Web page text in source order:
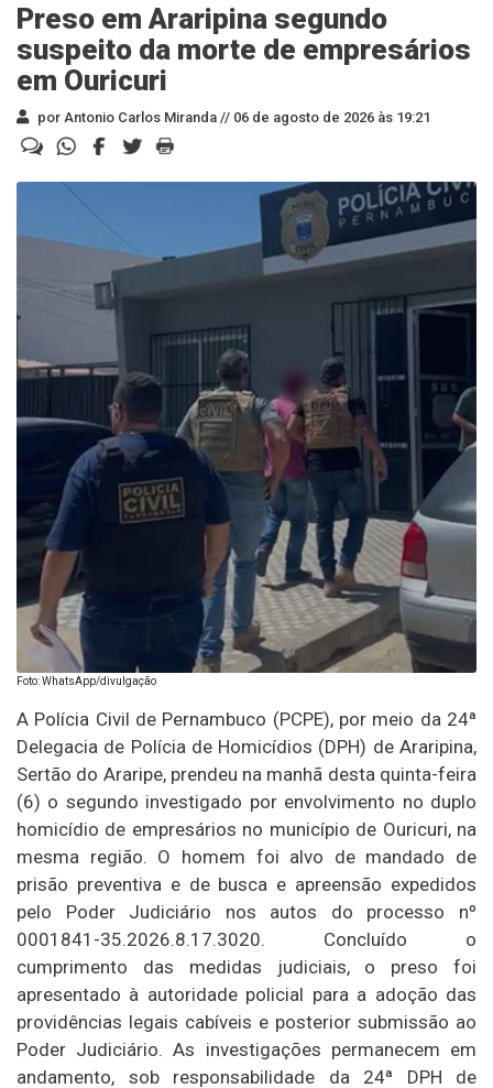
Preso em Araripina segundo
suspeito da morte de empresários
em Ouricuri
por Antonio Carlos Miranda // 06 de agosto de 2026 às 19:21
Foto: WhatsApp/divulgação
A Polícia Civil de Pernambuco (PCPE), por meio da 24ª
Delegacia de Polícia de Homicídios (DPH) de Araripina,
Sertão do Araripe, prendeu na manhã desta quinta-feira
(6) o segundo investigado por envolvimento no duplo
homicídio de empresários no município de Ouricuri, na
mesma região. O homem foi alvo de mandado de
prisão preventiva e de busca e apreensão expedidos
pelo Poder Judiciário nos autos do processo nº
0001841-35.2026.8.17.3020. Concluído o
cumprimento das medidas judiciais, o preso foi
apresentado à autoridade policial para a adoção das
providências legais cabíveis e posterior submissão ao
Poder Judiciário. As investigações permanecem em
andamento, sob responsabilidade da 24ª DPH de